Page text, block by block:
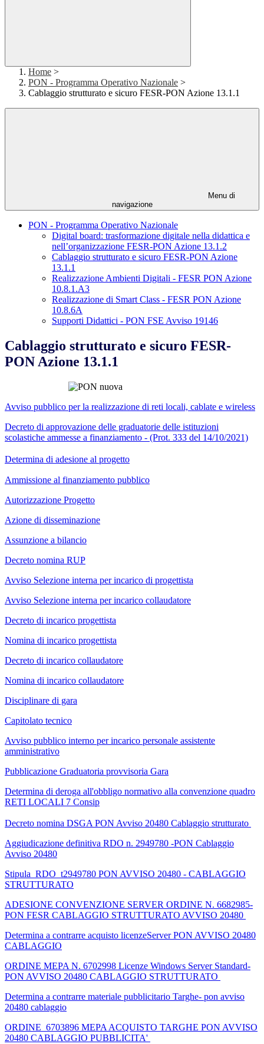
Home >
PON - Programma Operativo Nazionale >
Cablaggio strutturato e sicuro FESR-PON Azione 13.1.1
Menu di
navigazione
PON - Programma Operativo Nazionale
Digital board: trasformazione digitale nella didattica e
nell’organizzazione FESR-PON Azione 13.1.2
Cablaggio strutturato e sicuro FESR-PON Azione
13.1.1
Realizzazione Ambienti Digitali - FESR PON Azione
10.8.1.A3
Realizzazione di Smart Class - FESR PON Azione
10.8.6A
Supporti Didattici - PON FSE Avviso 19146
Cablaggio strutturato e sicuro FESR-
PON Azione 13.1.1
Avviso pubblico per la realizzazione di reti locali, cablate e wireless
Decreto di approvazione delle graduatorie delle istituzioni
scolastiche ammesse a finanziamento - (Prot. 333 del 14/10/2021)
Determina di adesione al progetto
Ammissione al finanziamento pubblico
Autorizzazione Progetto
Azione di disseminazione
Assunzione a bilancio
Decreto nomina RUP
Avviso Selezione interna per incarico di progettista
Avviso Selezione interna per incarico collaudatore
Decreto di incarico progettista
Nomina di incarico progettista
Decreto di incarico collaudatore
Nomina di incarico collaudatore
Disciplinare di gara
Capitolato tecnico
Avviso pubblico interno per incarico personale assistente
amministrativo
Pubblicazione Graduatoria provvisoria Gara
Determina di deroga all'obbligo normativo alla convenzione quadro
RETI LOCALI 7 Consip
Decreto nomina DSGA PON Avviso 20480 Cablaggio strutturato
Aggiudicazione definitiva RDO n. 2949780 -PON Cablaggio
Avviso 20480
Stipula_RDO_t2949780 PON AVVISO 20480 - CABLAGGIO
STRUTTURATO
ADESIONE CONVENZIONE SERVER ORDINE N. 6682985-
PON FESR CABLAGGIO STRUTTURATO AVVISO 20480
Determina a contrarre acquisto licenzeServer PON AVVISO 20480
CABLAGGIO
ORDINE MEPA N. 6702998 Licenze Windows Server Standard-
PON AVVISO 20480 CABLAGGIO STRUTTURATO
Determina a contrarre materiale pubblicitario Targhe- pon avviso
20480 cablaggio
ORDINE_6703896 MEPA ACQUISTO TARGHE PON AVVISO
20480 CABLAGGIO PUBBLICITA'